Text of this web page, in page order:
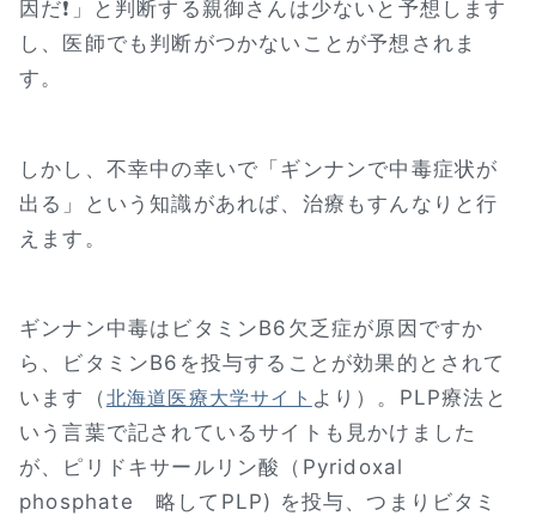
因だ❗」と判断する親御さんは少ないと予想します
し、医師でも判断がつかないことが予想されま
す。
しかし、不幸中の幸いで「ギンナンで中毒症状が
出る」という知識があれば、治療もすんなりと行
えます。
ギンナン中毒はビタミンB6欠乏症が原因ですか
ら、ビタミンB6を投与することが効果的とされて
います（北海道医療大学サイト より）。PLP療法と
いう言葉で記されているサイトも見かけました
が、ピリドキサールリン酸（Pyridoxal
phosphate 略してPLP) を投与、つまりビタミ